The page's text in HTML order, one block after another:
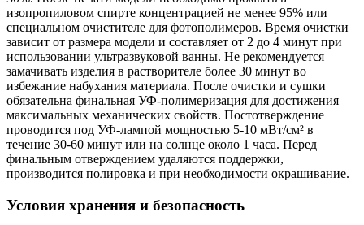
изопропиловом спирте концентрацией не менее 95% или
специальном очистителе для фотополимеров. Время очистки
зависит от размера модели и составляет от 2 до 4 минут при
использовании ультразвуковой ванны. Не рекомендуется
замачивать изделия в растворителе более 30 минут во
избежание набухания материала. После очистки и сушки
обязательна финальная УФ-полимеризация для достижения
максимальных механических свойств. Постотверждение
проводится под УФ-лампой мощностью 5-10 мВт/см² в
течение 30-60 минут или на солнце около 1 часа. Перед
финальным отверждением удаляются поддержки,
производится полировка и при необходимости окрашивание.
Условия хранения и безопасность